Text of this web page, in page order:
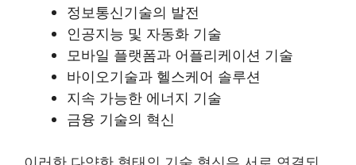
정보통신기술의 발전
인공지능 및 자동화 기술
모바일 플랫폼과 어플리케이션 기술
바이오기술과 헬스케어 솔루션
지속 가능한 에너지 기술
금융 기술의 혁신